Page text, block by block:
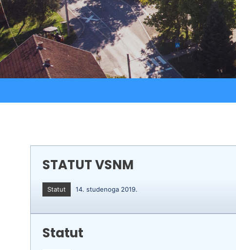
Strateški dokumenti
Ostali projekti
STATUT VSNM
Statut 14. studenoga 2019.
Statut